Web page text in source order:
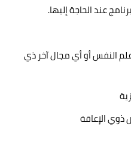
عند الحاجة إليها.
النفس أو أي مجال آخر ذي
الإعاقة